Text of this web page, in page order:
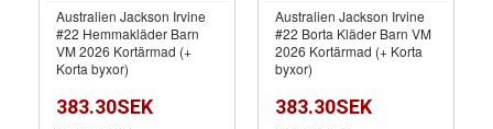
Australien Jackson Irvine
#22 Hemmakläder Barn
VM 2026 Kortärmad (+
Korta byxor)
383.30SEK
Australien Jackson Irvine
#22 Borta Kläder Barn VM
2026 Kortärmad (+ Korta
byxor)
383.30SEK